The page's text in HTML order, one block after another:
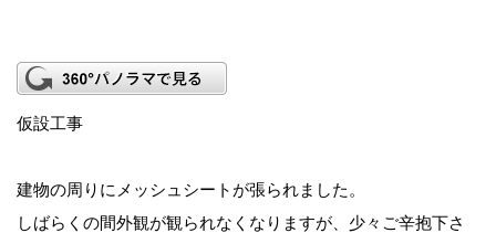
仮設工事
建物の周りにメッシュシートが張られました。
しばらくの間外観が観られなくなりますが、少々ご辛抱下さ